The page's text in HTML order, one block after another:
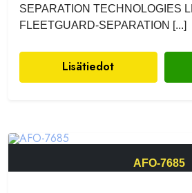
SEPARATION TECHNOLOGIES
FLEETGUARD-SEPARATION [...]
Lisätiedot
AFO-7685